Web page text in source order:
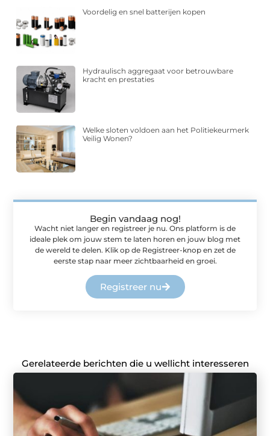
Voordelig en snel batterijen kopen
Hydraulisch aggregaat voor betrouwbare
kracht en prestaties
Welke sloten voldoen aan het Politiekeurmerk
Veilig Wonen?
Begin vandaag nog!
Wacht niet langer en registreer je nu. Ons platform is de
ideale plek om jouw stem te laten horen en jouw blog met
de wereld te delen. Klik op de Registreer-knop en zet de
eerste stap naar meer zichtbaarheid en groei.
Registreer nu
Gerelateerde berichten die u wellicht interesseren